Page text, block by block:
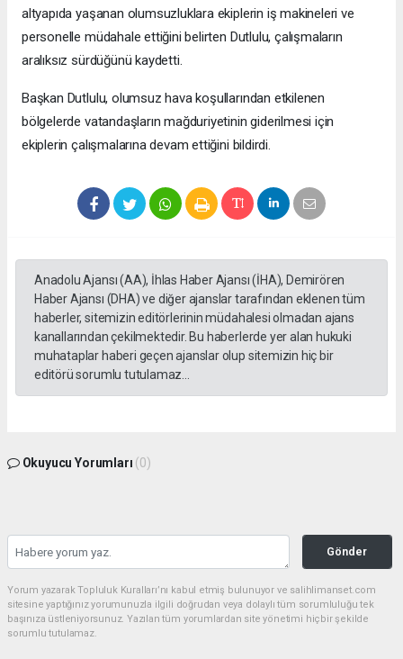
altyapıda yaşanan olumsuzluklara ekiplerin iş makineleri ve
personelle müdahale ettiğini belirten Dutlulu, çalışmaların
aralıksız sürdüğünü kaydetti.
Başkan Dutlulu, olumsuz hava koşullarından etkilenen
bölgelerde vatandaşların mağduriyetinin giderilmesi için
ekiplerin çalışmalarına devam ettiğini bildirdi.
Anadolu Ajansı (AA), İhlas Haber Ajansı (İHA), Demirören
Haber Ajansı (DHA) ve diğer ajanslar tarafından eklenen tüm
haberler, sitemizin editörlerinin müdahalesi olmadan ajans
kanallarından çekilmektedir. Bu haberlerde yer alan hukuki
muhataplar haberi geçen ajanslar olup sitemizin hiç bir
editörü sorumlu tutulamaz...
Okuyucu Yorumları (0)
Gönder
Yorum yazarak Topluluk Kuralları’nı kabul etmiş bulunuyor ve salihlimanset.com
sitesine yaptığınız yorumunuzla ilgili doğrudan veya dolaylı tüm sorumluluğu tek
başınıza üstleniyorsunuz. Yazılan tüm yorumlardan site yönetimi hiçbir şekilde
sorumlu tutulamaz.